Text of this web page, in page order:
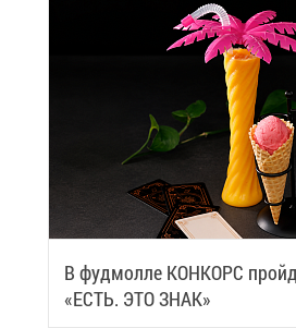
В фуд­мол­ле КОН­КОРС
«ЕСТЬ. ЭТО ЗНАК»